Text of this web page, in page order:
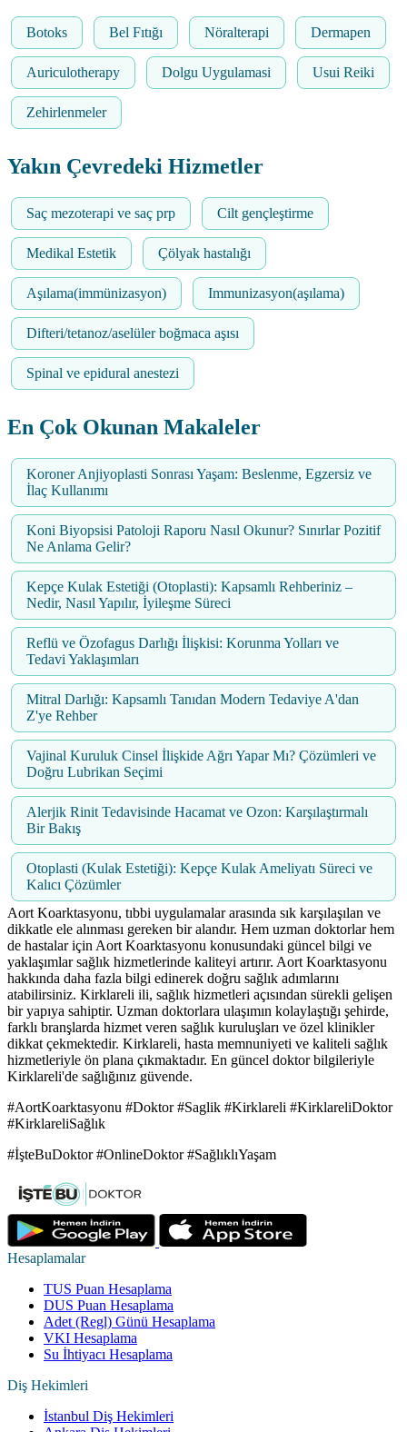
Botoks Bel Fıtığı Nöralterapi Dermapen
Auriculotherapy Dolgu Uygulamasi Usui Reiki
Zehirlenmeler
Yakın Çevredeki Hizmetler
Saç mezoterapi ve saç prp Cilt gençleştirme
Medikal Estetik Çölyak hastalığı
Aşılama(immünizasyon) Immunizasyon(aşılama)
Difteri/tetanoz/aselüler boğmaca aşısı
Spinal ve epidural anestezi
En Çok Okunan Makaleler
Koroner Anjiyoplasti Sonrası Yaşam: Beslenme, Egzersiz ve
İlaç Kullanımı
Koni Biyopsisi Patoloji Raporu Nasıl Okunur? Sınırlar Pozitif
Ne Anlama Gelir?
Kepçe Kulak Estetiği (Otoplasti): Kapsamlı Rehberiniz –
Nedir, Nasıl Yapılır, İyileşme Süreci
Reflü ve Özofagus Darlığı İlişkisi: Korunma Yolları ve
Tedavi Yaklaşımları
Mitral Darlığı: Kapsamlı Tanıdan Modern Tedaviye A'dan
Z'ye Rehber
Vajinal Kuruluk Cinsel İlişkide Ağrı Yapar Mı? Çözümleri ve
Doğru Lubrikan Seçimi
Alerjik Rinit Tedavisinde Hacamat ve Ozon: Karşılaştırmalı
Bir Bakış
Otoplasti (Kulak Estetiği): Kepçe Kulak Ameliyatı Süreci ve
Kalıcı Çözümler
Aort Koarktasyonu, tıbbi uygulamalar arasında sık karşılaşılan ve
dikkatle ele alınması gereken bir alandır. Hem uzman doktorlar hem
de hastalar için Aort Koarktasyonu konusundaki güncel bilgi ve
yaklaşımlar sağlık hizmetlerinde kaliteyi artırır. Aort Koarktasyonu
hakkında daha fazla bilgi edinerek doğru sağlık adımlarını
atabilirsiniz. Kirklareli ili, sağlık hizmetleri açısından sürekli gelişen
bir yapıya sahiptir. Uzman doktorlara ulaşımın kolaylaştığı şehirde,
farklı branşlarda hizmet veren sağlık kuruluşları ve özel klinikler
dikkat çekmektedir. Kirklareli, hasta memnuniyeti ve kaliteli sağlık
hizmetleriyle ön plana çıkmaktadır. En güncel doktor bilgileriyle
Kirklareli'de sağlığınız güvende.
#AortKoarktasyonu #Doktor #Saglik #Kirklareli #KirklareliDoktor
#KirklareliSağlık
#İşteBuDoktor #OnlineDoktor #SağlıklıYaşam
Hesaplamalar
TUS Puan Hesaplama
DUS Puan Hesaplama
Adet (Regl) Günü Hesaplama
VKI Hesaplama
Su İhtiyacı Hesaplama
Diş Hekimleri
İstanbul Diş Hekimleri